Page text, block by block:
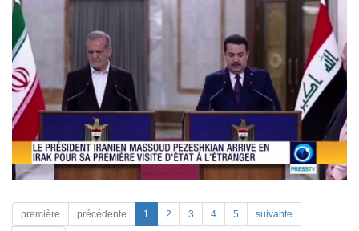
première précédente 1 2 3 4 5 suivante